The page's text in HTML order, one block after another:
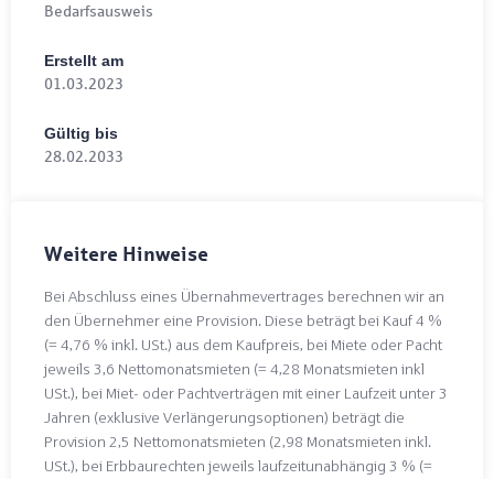
Bedarfsausweis
Erstellt am
01.03.2023
Gültig bis
28.02.2033
Weitere Hinweise
Bei Abschluss eines Übernahmevertrages berechnen wir an
den Übernehmer eine Provision. Diese beträgt bei Kauf 4 %
(= 4,76 % inkl. USt.) aus dem Kaufpreis, bei Miete oder Pacht
jeweils 3,6 Nettomonatsmieten (= 4,28 Monatsmieten inkl
USt.), bei Miet- oder Pachtverträgen mit einer Laufzeit unter 3
Jahren (exklusive Verlängerungsoptionen) beträgt die
Provision 2,5 Nettomonatsmieten (2,98 Monatsmieten inkl.
USt.), bei Erbbaurechten jeweils laufzeitunabhängig 3 % (=